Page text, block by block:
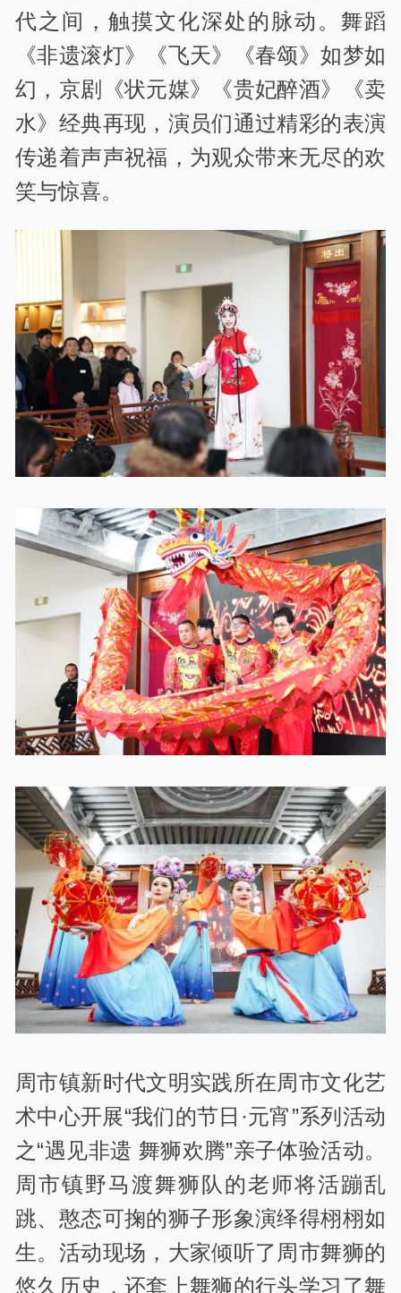
代之间，触摸文化深处的脉动。舞蹈
《非遗滚灯》《飞天》《春颂》如梦如
幻，京剧《状元媒》《贵妃醉酒》《卖
水》经典再现，演员们通过精彩的表演
传递着声声祝福，为观众带来无尽的欢
笑与惊喜。
周市镇新时代文明实践所在周市文化艺
术中心开展“我们的节日·元宵”系列活动
之“遇见非遗 舞狮欢腾”亲子体验活动。
周市镇野马渡舞狮队的老师将活蹦乱
跳、憨态可掬的狮子形象演绎得栩栩如
生。活动现场，大家倾听了周市舞狮的
悠久历史，还套上舞狮的行头学习了舞